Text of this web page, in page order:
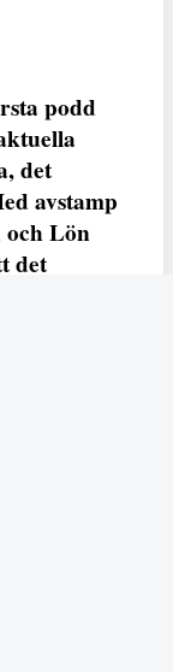
podd
det
avstamp
och Lön
det